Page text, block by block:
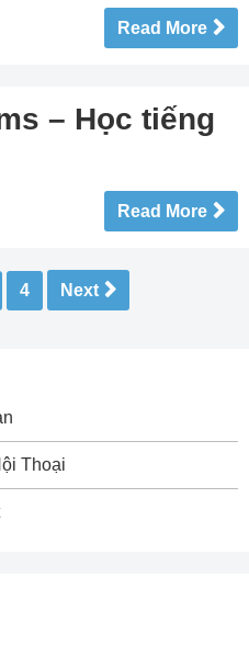
Read More
– Học tiếng
Read More
4 Next
Thoại